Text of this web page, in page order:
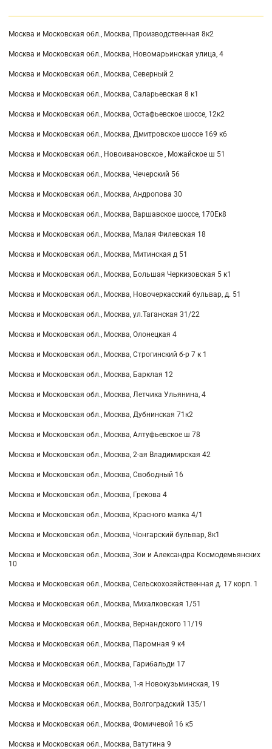
Москва и Московская обл., Москва, Производственная 8к2
Москва и Московская обл., Москва, Новомарьинская улица, 4
Москва и Московская обл., Москва, Северный 2
Москва и Московская обл., Москва, Саларьевская 8 к1
Москва и Московская обл., Москва, Остафьевское шоссе, 12к2
Москва и Московская обл., Москва, Дмитровское шоссе 169 к6
Москва и Московская обл., Новоивановское , Можайское ш 51
Москва и Московская обл., Москва, Чечерский 56
Москва и Московская обл., Москва, Андропова 30
Москва и Московская обл., Москва, Варшавское шоссе, 170Ек8
Москва и Московская обл., Москва, Малая Филевская 18
Москва и Московская обл., Москва, Митинская д 51
Москва и Московская обл., Москва, Большая Черкизовская 5 к1
Москва и Московская обл., Москва, Новочеркасский бульвар, д. 51
Москва и Московская обл., Москва, ул.Таганская 31/22
Москва и Московская обл., Москва, Олонецкая 4
Москва и Московская обл., Москва, Строгинский б-р 7 к 1
Москва и Московская обл., Москва, Барклая 12
Москва и Московская обл., Москва, Летчика Ульянина, 4
Москва и Московская обл., Москва, Дубнинская 71к2
Москва и Московская обл., Москва, Алтуфьевское ш 78
Москва и Московская обл., Москва, 2-ая Владимирская 42
Москва и Московская обл., Москва, Свободный 16
Москва и Московская обл., Москва, Грекова 4
Москва и Московская обл., Москва, Красного маяка 4/1
Москва и Московская обл., Москва, Чонгарский бульвар, 8к1
Москва и Московская обл., Москва, Зои и Александра Космодемьянских
10
Москва и Московская обл., Москва, Сельскохозяйственная д. 17 корп. 1
Москва и Московская обл., Москва, Михалковская 1/51
Москва и Московская обл., Москва, Вернандского 11/19
Москва и Московская обл., Москва, Паромная 9 к4
Москва и Московская обл., Москва, Гарибальди 17
Москва и Московская обл., Москва, 1-я Новокузьминская, 19
Москва и Московская обл., Москва, Волгоградский 135/1
Москва и Московская обл., Москва, Фомичевой 16 к5
Москва и Московская обл., Москва, Ватутина 9